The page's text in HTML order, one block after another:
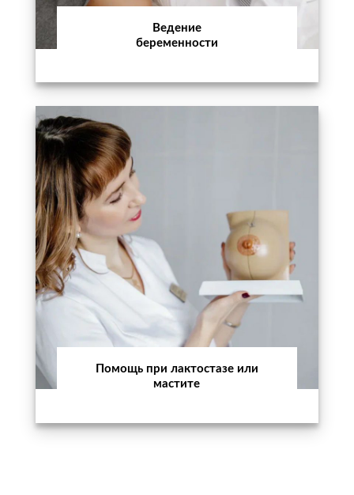
Ведение
беременности
Помощь при лактостазе или
мастите